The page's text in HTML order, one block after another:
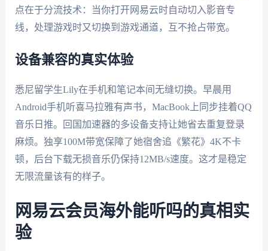
点在于分流技术：当你打开网易云时自动切入影音专
线，处理游戏时又切换到游戏通道，互不抢占带宽。
设备兼容的真实体验
悉尼留学生Lily在手机和笔记本间无缝切换。早晨用
Android手机听喜马拉雅有声书，MacBook上同步挂着QQ
音乐日推。回国加速器的多设备支持让她省去重复登录
麻烦。独享100M带宽保障了她宿舍追《繁花》4K不卡
顿，后台下载无损音乐仍保持12MB/s速度。这才是稳定
无限流量该有的样子。
网易云会员海外能听吗的真相实
验